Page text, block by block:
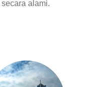
alami.